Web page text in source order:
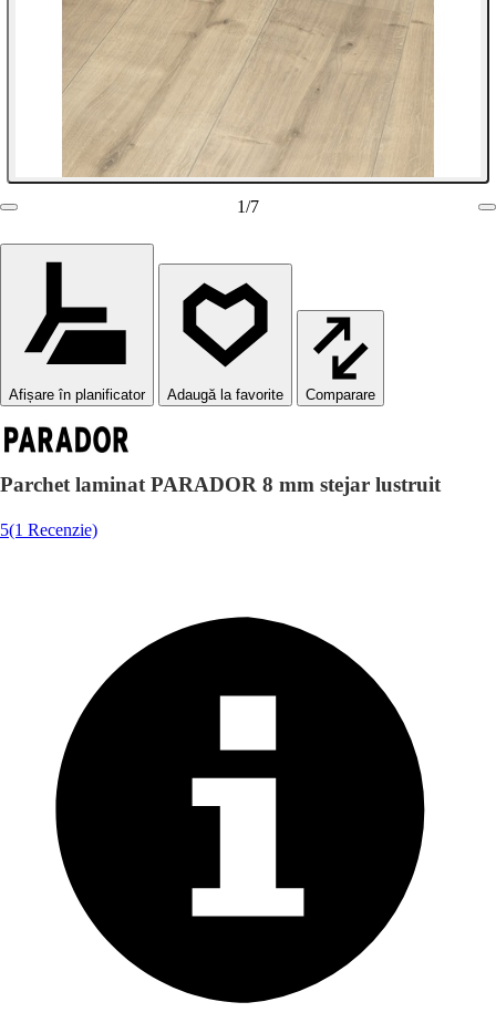
1/7
Afișare în planificator Comparare
Parchet laminat PARADOR 8 mm stejar lustruit
5(1 Recenzie)